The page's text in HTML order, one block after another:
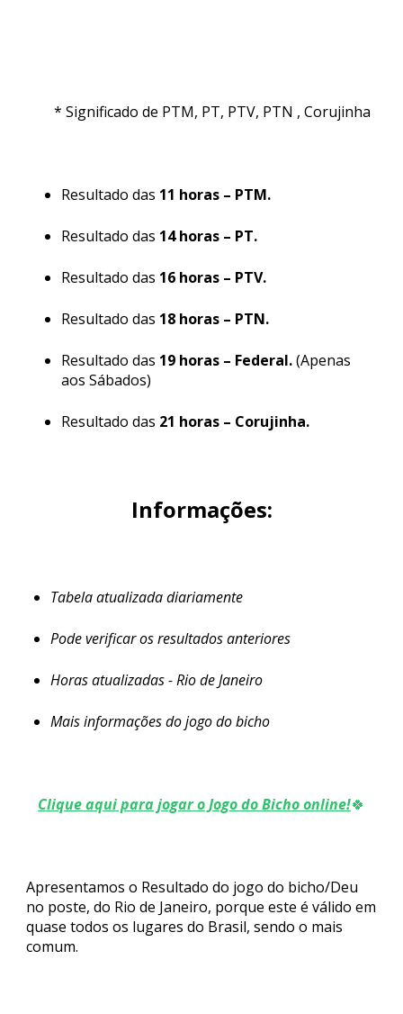
* Significado de PTM, PT, PTV, PTN , Corujinha
Resultado das 11 horas – PTM.
Resultado das 14 horas – PT.
Resultado das 16 horas – PTV.
Resultado das 18 horas – PTN.
Resultado das 19 horas – Federal.(Apenas
aos Sábados)
Resultado das 21 horas – Corujinha.
Informações:
Tabela atualizada diariamente
Pode verificar os resultados anteriores
Horas atualizadas - Rio de Janeiro
Mais informações do jogo do bicho
Clique aqui para jogar o Jogo do Bicho online!🍀
Apresentamos o Resultado do jogo do bicho/Deu
no poste, do Rio de Janeiro, porque este é válido em
quase todos os lugares do Brasil, sendo o mais
comum.